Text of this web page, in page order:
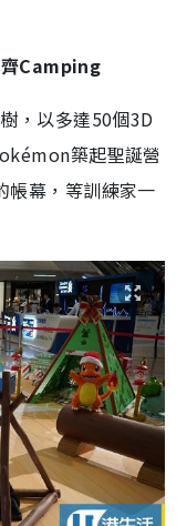
Camping
，以多達50個3D
築起聖誕營
帳幕，等訓練家一